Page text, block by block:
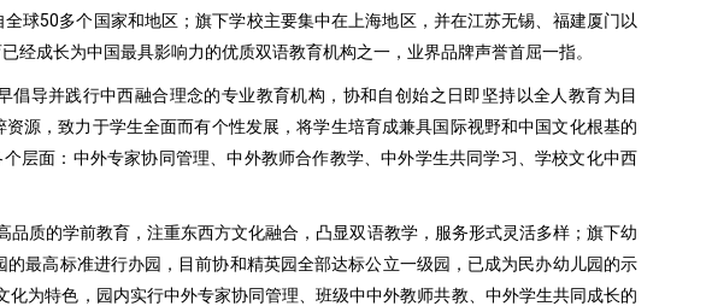
球50多个国家和地区；旗下学校主要集中在上海地区，并在江苏无锡、福建厦门以
经成长为中国最具影响力的优质双语教育机构之一，业界品牌声誉首屈一指。
倡导并践行中西融合理念的专业教育机构，协和自创始之日即坚持以全人教育为目
源，致力于学生全面而有个性发展，将学生培育成兼具国际视野和中国文化根基的
层面：中外专家协同管理、中外教师合作教学、中外学生共同学习、学校文化中西
质的学前教育，注重东西方文化融合，凸显双语教学，服务形式灵活多样；旗下幼
的最高标准进行办园，目前协和精英园全部达标公立一级园，已成为民办幼儿园的示
化为特色，园内实行中外专家协同管理、班级中中外教师共教、中外学生共同成长的